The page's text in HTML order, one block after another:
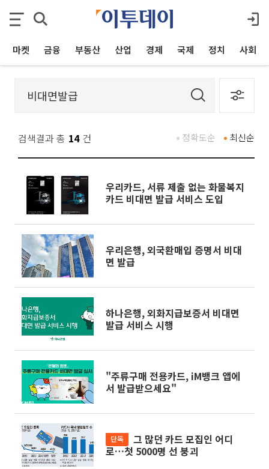
마켓 금융 부동산 산업 경제 국제 정치 사회
검색결과 총 14 건 최신순
정확도순
우리카드, 서류 제출 없는 화물복지
카드 비대면 발급 서비스 도입
우리은행, 외국환매입 증명서 비대
면 발급
하나은행, 외화지급보증서 비대면
발급 서비스 시행
"주류구매 전용카드, iM뱅크 앱에
서 발급받으세요"
단독
로…첫 5000명 선 붕괴